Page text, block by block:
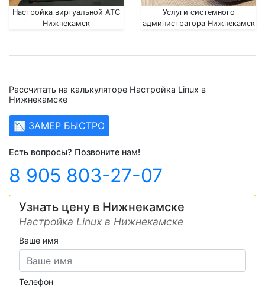
Настройка виртуальной АТС
Нижнекамск
Услуги системного
администратора Нижнекамск
Рассчитать на калькуляторе Настройка Linux в
Нижнекамске
📉 ЗАМЕР БЫСТРО
Есть вопросы? Позвоните нам!
8 905 803-27-07
Узнать цену в Нижнекамске
Настройка Linux в Нижнекамске
Ваше имя
Телефон